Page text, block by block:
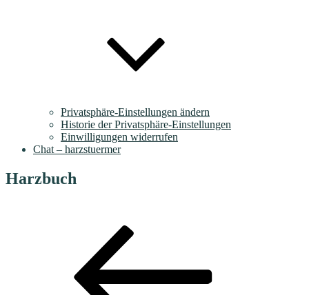
Privatsphäre-Einstellungen ändern
Historie der Privatsphäre-Einstellungen
Einwilligungen widerrufen
Chat – harzstuermer
Harzbuch
Beitragsnavigation